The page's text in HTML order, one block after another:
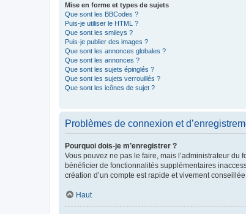
Mise en forme et types de sujets
Que sont les BBCodes ?
Puis-je utiliser le HTML ?
Que sont les smileys ?
Puis-je publier des images ?
Que sont les annonces globales ?
Que sont les annonces ?
Que sont les sujets épinglés ?
Que sont les sujets verrouillés ?
Que sont les icônes de sujet ?
Problèmes de connexion et
Pourquoi dois-je m’enregistrer ?
Vous pouvez ne pas le faire, mais l’administrateur du
bénéficier de fonctionnalités supplémentaires
création d’un compte est rapide et vivement conseillée.
Haut